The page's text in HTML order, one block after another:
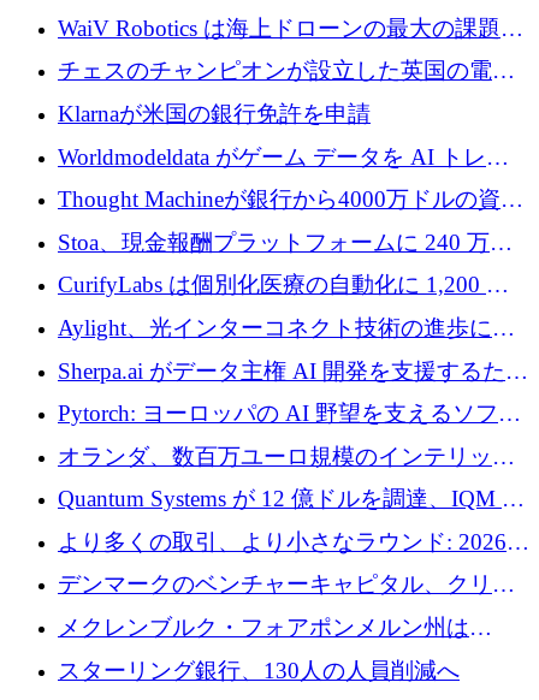
コラボレーションを強化するために 47 万ユー
WaiV Robotics は海上ドローンの最大の課題の
1 つをどのように解決しているか
チェスのチャンピオンが設立した英国の電池
材料スタートアップ TaiSan が 465 万ポンドを
Klarnaが米国の銀行免許を申請
Worldmodeldata がゲーム データを AI トレー
ニングに変えるために 700 万ポンドを獲得
Thought Machineが銀行から4000万ドルの資金
調達、年間収益1億ドルを突破
Stoa、現金報酬プラットフォームに 240 万ド
ルを確保
CurifyLabs は個別化医療の自動化に 1,200 万
ユーロを寄付
Aylight、光インターコネクト技術の進歩に向
けて450万ユーロのプレシードラウンドを終了
Sherpa.ai がデータ主権 AI 開発を支援するため
に 1,800 万ドルを調達
Pytorch: ヨーロッパの AI 野望を支えるソフト
ウェア層
オランダ、数百万ユーロ規模のインテリック
との提携で軍用ドローンにソフトウェアファ
ースト戦略を採用
Quantum Systems が 12 億ドルを調達、IQM が
米国の主要取引所で初の欧州量子企業とな
る、6 月に欧州のスタートアップ資金調達
より多くの取引、より小さなラウンド: 2026
年 6 月に欧州のスタートアップ資金調達
デンマークのベンチャーキャピタル、クリメ
ンタム・キャピタルが気候変動対策ハードウ
ェア投資として初回クローズで6,000万ユーロ
を確保
メクレンブルク・フォアポンメルン州は
Nextcloud を州全体に展開し、オープンソース
戦略を拡大
スターリング銀行、130人の人員削減へ